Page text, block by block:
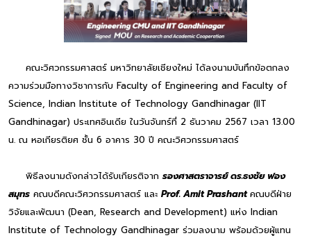
คณะวิศวกรรมศาสตร์ มหาวิทยาลัยเชียงใหม่ ได้ลงนามบันทึกข้อตกลง
ความร่วมมือทางวิชาการกับ Faculty of Engineering and Faculty of
Science, Indian Institute of Technology Gandhinagar (IIT
Gandhinagar) ประเทศอินเดีย ในวันจันทร์ที่ 2 ธันวาคม 2567 เวลา 13.00
น. ณ หอเกียรติยศ ชั้น 6 อาคาร 30 ปี คณะวิศวกรรมศาสตร์
พิธีลงนามดังกล่าวได้รับเกียรติจาก รองศาสตราจารย์ ดร.ธงชัย ฟอง
สมุทร คณบดีคณะวิศวกรรมศาสตร์ และ Prof. Amit Prashantคณบดีฝ่าย
วิจัยและพัฒนา (Dean, Research and Development) แห่ง Indian
Institute of Technology Gandhinagar ร่วมลงนาม พร้อมด้วยผู้แทน